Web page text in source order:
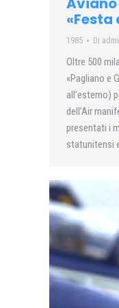
«Festa
1985 Di
Oltre 500
«Pagliano e
all’esterno)
dell’Air
presentati i
statunitensi